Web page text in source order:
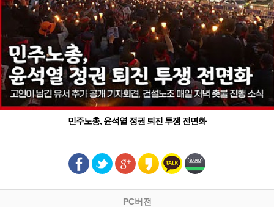
민주노총, 윤석열 정권 퇴진 투쟁 전면화
PC버전